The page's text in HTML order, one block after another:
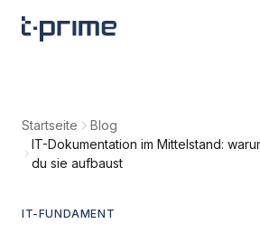
Zum Inhalt springen
Startseite
Blog
IT-Dokumentation im Mittelstand:
du sie aufbaust
IT-FUNDAMENT